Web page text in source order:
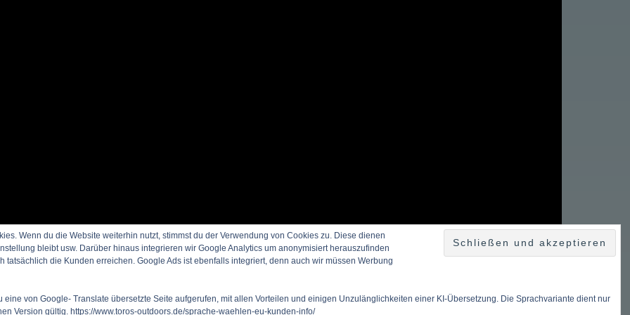
Wenn du die Website weiterhin nutzt, stimmst du der Verwendung von Cookies zu. Diese dienen
bleibt usw. Darüber hinaus integrieren wir Google Analytics um anonymisiert herauszufinden
die Kunden erreichen. Google Ads ist ebenfalls integriert, denn auch wir müssen Werbung
von Google- Translate übersetzte Seite aufgerufen, mit allen Vorteilen und einigen Unzulänglichkeiten einer KI-Übersetzung. Die Sprachvariante dient nur
Version gültig. https://www.toros-outdoors.de/sprache-waehlen-eu-kunden-info/